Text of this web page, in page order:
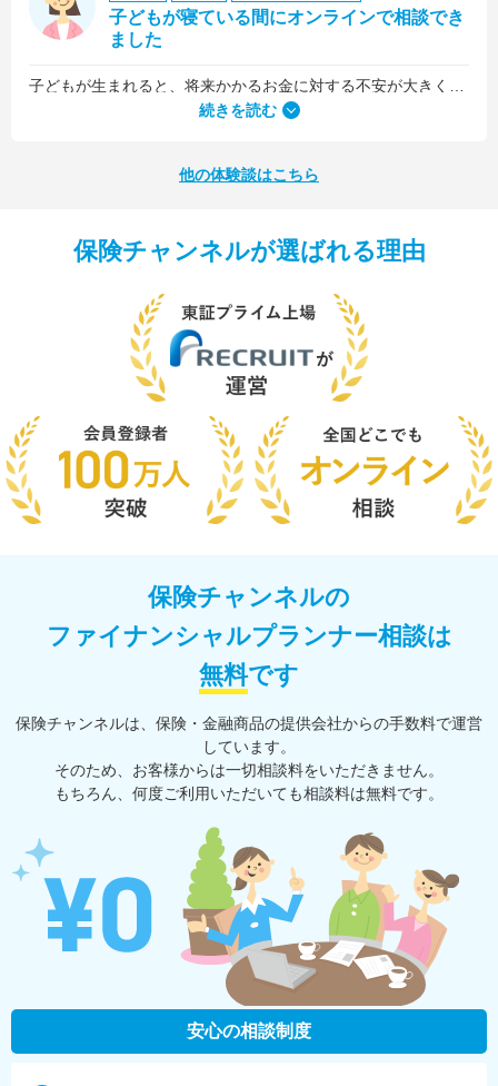
子どもが寝ている間にオンラインで相談でき
ました
何より、とても親身になって対応してくださって大満足。うちと同じように子どもの将来のお金のことで悩んでいる友人にも教えました。
続きを読む
他の体験談はこちら
保険チャンネルが選ばれる理由
保険チャンネルの
ファイナンシャルプランナー相談は
無料です
保険チャンネルは、保険・⾦融商品の提供会社からの⼿数料で運営
しています。
そのため、お客様からは一切相談料をいただきません。
もちろん、何度ご利⽤いただいても相談料は無料です。
安心の相談制度